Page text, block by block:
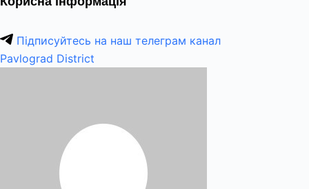
Підписуйтесь на наш телеграм канал
Pavlograd District